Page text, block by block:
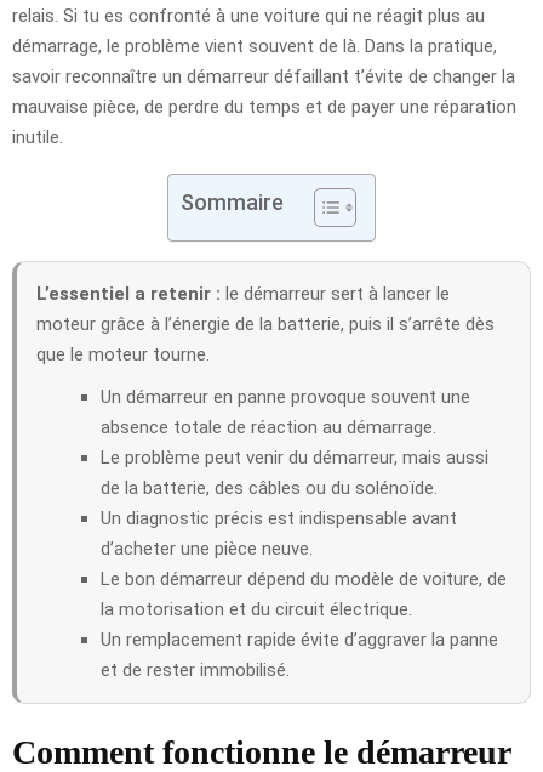
relais. Si tu es confronté à une voiture qui ne réagit plus au
démarrage, le problème vient souvent de là. Dans la pratique,
savoir reconnaître un démarreur défaillant t’évite de changer la
mauvaise pièce, de perdre du temps et de payer une réparation
inutile.
Sommaire
L’essentiel a retenir : le démarreur sert à lancer le
moteur grâce à l’énergie de la batterie, puis il s’arrête dès
que le moteur tourne.
Un démarreur en panne provoque souvent une
absence totale de réaction au démarrage.
Le problème peut venir du démarreur, mais aussi
de la batterie, des câbles ou du solénoïde.
Un diagnostic précis est indispensable avant
d’acheter une pièce neuve.
Le bon démarreur dépend du modèle de voiture, de
la motorisation et du circuit électrique.
Un remplacement rapide évite d’aggraver la panne
et de rester immobilisé.
Comment fonctionne le démarreur